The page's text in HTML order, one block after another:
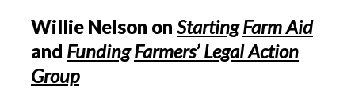
Willie Nelson on Starting Farm Aid
and Funding Farmers’ Legal Action
Group